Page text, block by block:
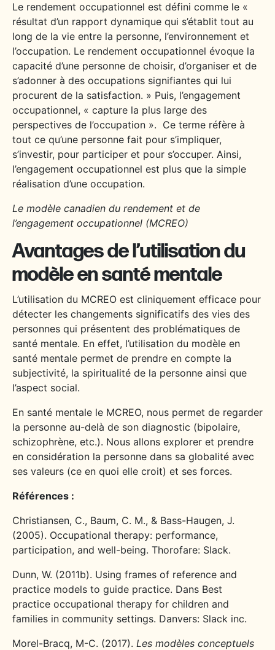
Le rendement occupationnel est défini comme le «
résultat d’un rapport dynamique qui s’établit tout au
long de la vie entre la personne, l’environnement et
l’occupation. Le rendement occupationnel évoque la
capacité d’une personne de choisir, d’organiser et de
s’adonner à des occupations signifiantes qui lui
procurent de la satisfaction. » Puis, l’engagement
occupationnel, « capture la plus large des
perspectives de l’occupation ». Ce terme réfère à
tout ce qu’une personne fait pour s’impliquer,
s’investir, pour participer et pour s’occuper. Ainsi,
l’engagement occupationnel est plus que la simple
réalisation d’une occupation.
Le modèle canadien du rendement et de
l’engagement occupationnel (MCREO)
Avantages de l’utilisation du
modèle en santé mentale
L’utilisation du MCREO est cliniquement efficace pour
détecter les changements significatifs des vies des
personnes qui présentent des problématiques de
santé mentale. En effet, l’utilisation du modèle en
santé mentale permet de prendre en compte la
subjectivité, la spiritualité de la personne ainsi que
l’aspect social.
En santé mentale le MCREO, nous permet de regarder
la personne au-delà de son diagnostic (bipolaire,
schizophrène, etc.). Nous allons explorer et prendre
en considération la personne dans sa globalité avec
ses valeurs (ce en quoi elle croit) et ses forces.
Références :
Christiansen, C., Baum, C. M., & Bass-Haugen, J.
(2005). Occupational therapy: performance,
participation, and well-being. Thorofare: Slack.
Dunn, W. (2011b). Using frames of reference and
practice models to guide practice. Dans Best
practice occupational therapy for children and
families in community settings. Danvers: Slack inc.
Morel-Bracq, M-C. (2017). Les modèles conceptuels